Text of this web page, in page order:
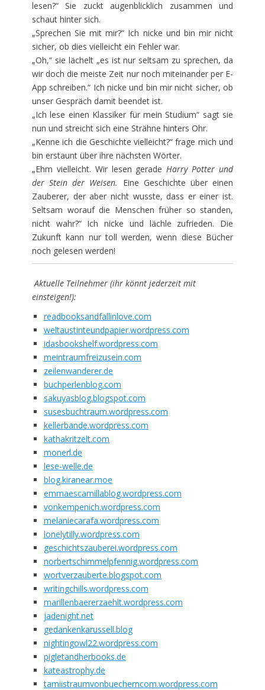
lesen?“ Sie zuckt augenblicklich zusammen und
schaut hinter sich.
„Sprechen Sie mit mir?“ Ich nicke und bin mir nicht
sicher, ob dies vielleicht ein Fehler war.
„Oh,“ sie lächelt „es ist nur seltsam zu sprechen, da
wir doch die meiste Zeit nur noch miteinander per E-
App schreiben.“ Ich nicke und bin mir nicht sicher, ob
unser Gespräch damit beendet ist.
„Ich lese einen Klassiker für mein Studium“ sagt sie
nun und streicht sich eine Strähne hinters Ohr.
„Kenne ich die Geschichte vielleicht?“ frage mich und
bin erstaunt über ihre nächsten Wörter.
„Ehm vielleicht. Wir lesen gerade Harry Potter und
der Stein der Weisen.
Eine Geschichte über einen
Zauberer, der aber nicht wusste, dass er einer ist.
Seltsam worauf die Menschen früher so standen,
nicht wahr?“ Ich nicke und lächle zufrieden. Die
Zukunft kann nur toll werden, wenn diese Bücher
noch gelesen werden!
Aktuelle Teilnehmer (ihr könnt jederzeit mit
einsteigen!):
readbooksandfallinlove.com
weltaustinteundpapier.wordpress.com
idasbookshelf.wordpress.com
meintraumfreizusein.com
zeilenwanderer.de
buchperlenblog.com
sakuyasblog.blogspot.com
susesbuchtraum.wordpress.com
kellerbande.wordpress.com
kathakritzelt.com
monerl.de
lese-welle.de
blog.kiranear.moe
emmaescamillablog.wordpress.com
vonkempenich.wordpress.com
melaniecarafa.wordpress.com
lonelytilly.wordpress.com
geschichtszauberei.wordpress.com
norbertschimmelpfennig.wordpress.com
wortverzauberte.blogspot.com
writingchills.wordpress.com
marillenbaererzaehlt.wordpress.com
jadenight.net
gedankenkarussell.blog
nightingowl22.wordpress.com
pigletandherbooks.de
kateastrophy.de
tamiistraumvonbuecherncom.wordpress.com